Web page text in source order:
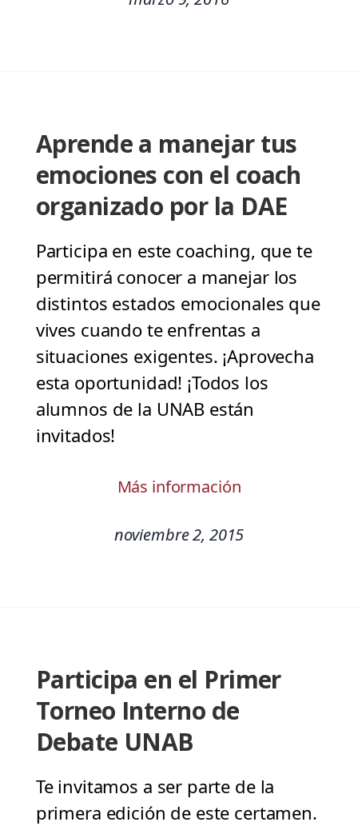
Aprende a manejar tus
emociones con el coach
organizado por la DAE
Participa en este coaching, que te
permitirá conocer a manejar los
distintos estados emocionales que
vives cuando te enfrentas a
situaciones exigentes. ¡Aprovecha
esta oportunidad! ¡Todos los
alumnos de la UNAB están
invitados!
Más información
noviembre 2, 2015
Participa en el Primer
Torneo Interno de
Debate UNAB
Te invitamos a ser parte de la
primera edición de este certamen.